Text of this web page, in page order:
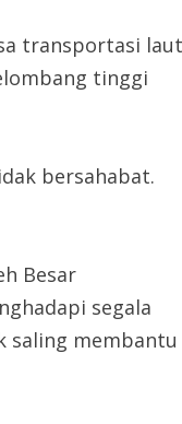
transportasi laut
tinggi
bersahabat.
Besar
segala
saling membantu